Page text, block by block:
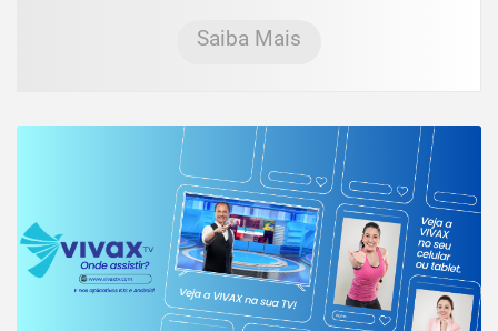
Saiba Mais